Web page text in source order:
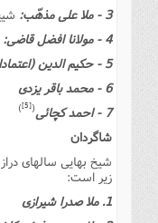
3 - ملا على مذهّب:
4 - مولانا افضل قاضى:
5 - حکیم الدین (اعتمادالدین) محمود:
6 - محمد باقر یزدى
7 - احمد کچائى
(
[5]
)
شاگردان
شیخ بهایى سالهاى
زیر است:
1. ملا صدرا شیرازى